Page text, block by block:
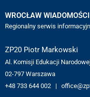
WROCŁAW WIADOMOŚCI
Regionalny serwis
ZP20 Piotr Markowski
Al. Komisji Edukacji
02-797 Warszawa
+48 733 644 002 |